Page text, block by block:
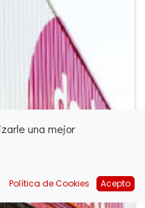
una mejor
Política de Cookies Acepto